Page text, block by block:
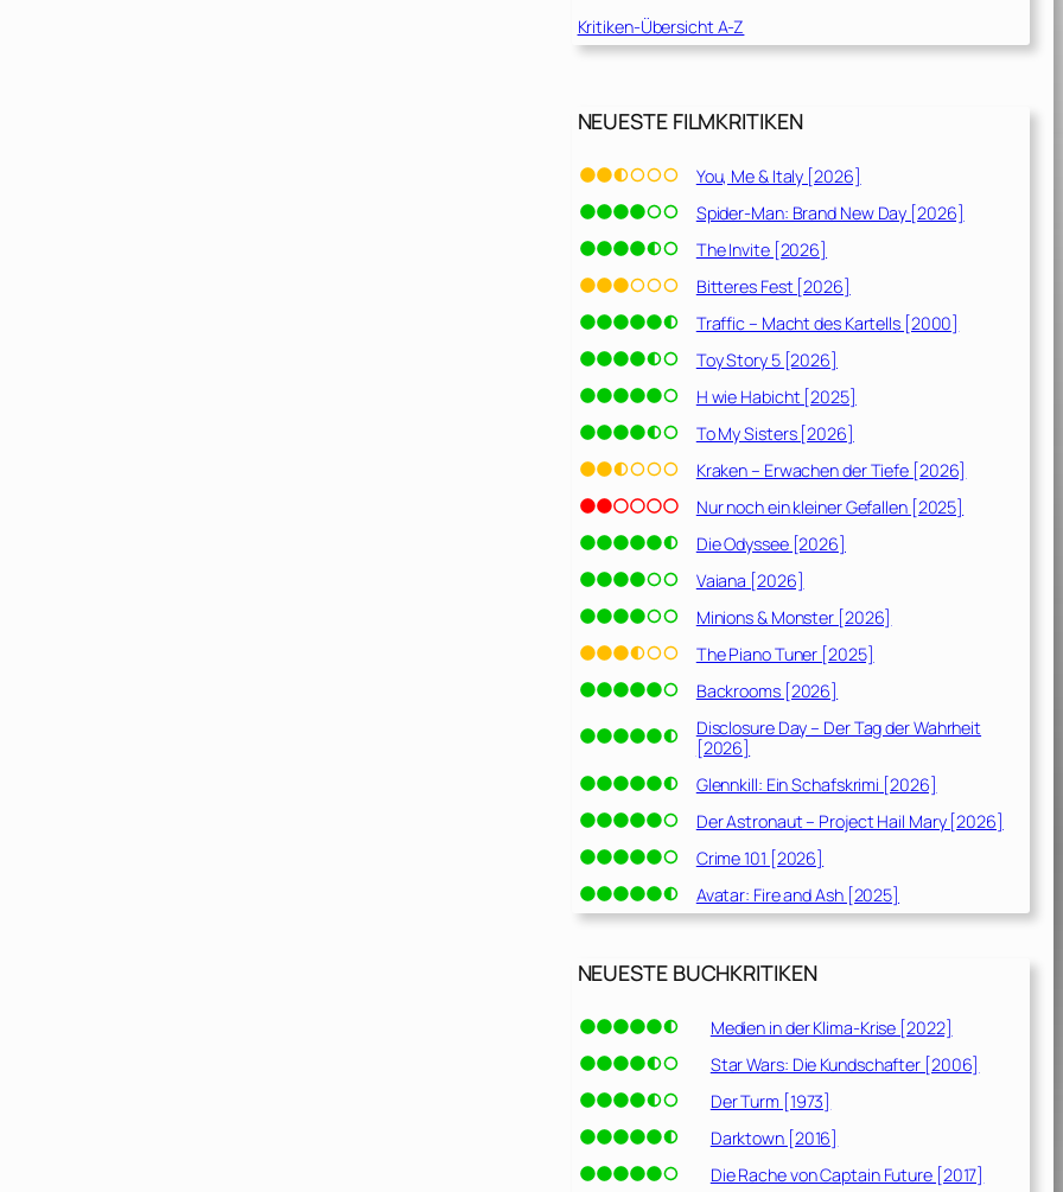
Kritiken-Übersicht A-Z
NEUESTE FILMKRITIKEN
You, Me & Italy [2026]
Spider-Man: Brand New Day [2026]
The Invite [2026]
Bitteres Fest [2026]
Traffic – Macht des Kartells [2000]
Toy Story 5 [2026]
H wie Habicht [2025]
To My Sisters [2026]
Kraken – Erwachen der Tiefe [2026]
Nur noch ein kleiner Gefallen [2025]
Die Odyssee [2026]
Vaiana [2026]
Minions & Monster [2026]
The Piano Tuner [2025]
Backrooms [2026]
Disclosure Day – Der Tag der Wahrheit
[2026]
Glennkill: Ein Schafskrimi [2026]
Der Astronaut – Project Hail Mary [2026]
Crime 101 [2026]
Avatar: Fire and Ash [2025]
NEUESTE BUCHKRITIKEN
Medien in der Klima-Krise [2022]
Star Wars: Die Kundschafter [2006]
Der Turm [1973]
Darktown [2016]
Die Rache von Captain Future [2017]